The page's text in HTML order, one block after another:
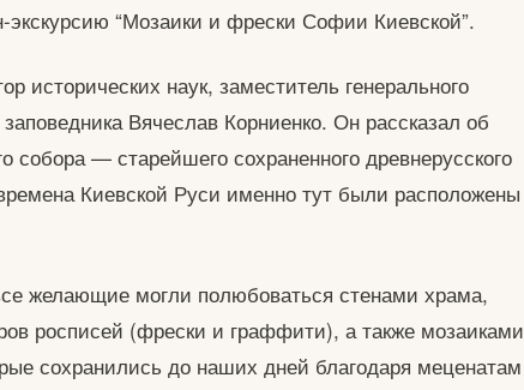
“Мозаики и фрески Софии Киевской”.
исторических наук, заместитель генерального
Вячеслав Корниенко. Он рассказал об
собора — старейшего сохраненного древнерусского
Киевской Руси именно тут были расположены
желающие могли полюбоваться стенами храма,
росписей (фрески и граффити), а также мозаиками
сохранились до наших дней благодаря меценатам